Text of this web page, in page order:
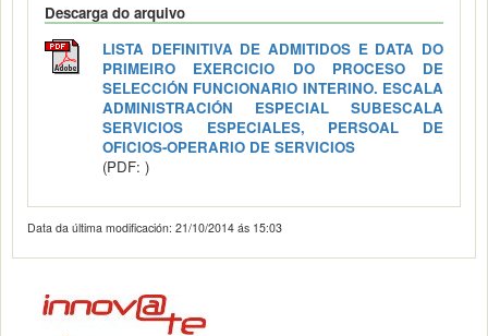
Descarga do arquivo
LISTA DEFINITIVA DE ADMITIDOS E DATA DO
PRIMEIRO EXERCICIO DO PROCESO DE
SELECCIÓN FUNCIONARIO INTERINO. ESCALA
ADMINISTRACIÓN ESPECIAL SUBESCALA
SERVICIOS ESPECIALES, PERSOAL DE
OFICIOS-OPERARIO DE SERVICIOS
(PDF: )
Data da última modificación:21/10/2014 ás 15:03